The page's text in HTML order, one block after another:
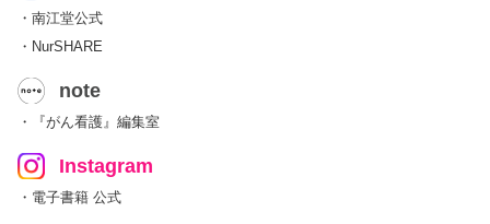
・南江堂公式
・NurSHARE
note
・『がん看護』編集室
Instagram
・電子書籍 公式